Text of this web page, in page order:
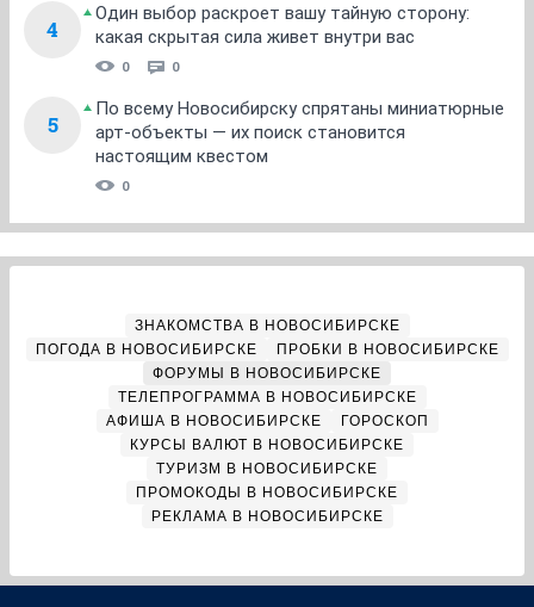
4
Один выбор раскроет вашу тайную сторону:
какая скрытая сила живет внутри вас
0 0
5
По всему Новосибирску спрятаны миниатюрные
арт-объекты — их поиск становится
настоящим квестом
0
ЗНАКОМСТВА В НОВОСИБИРСКЕ
ПОГОДА В НОВОСИБИРСКЕ
ПРОБКИ В НОВОСИБИРСКЕ
ФОРУМЫ В НОВОСИБИРСКЕ
ТЕЛЕПРОГРАММА В НОВОСИБИРСКЕ
АФИША В НОВОСИБИРСКЕ
ГОРОСКОП
КУРСЫ ВАЛЮТ В НОВОСИБИРСКЕ
ТУРИЗМ В НОВОСИБИРСКЕ
ПРОМОКОДЫ В НОВОСИБИРСКЕ
РЕКЛАМА В НОВОСИБИРСКЕ